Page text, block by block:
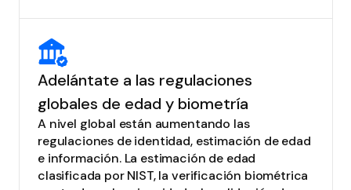
Adelántate a las regulaciones
globales de edad y biometría
A nivel global están aumentando las
regulaciones de identidad, estimación de edad
e información. La estimación de edad
clasificada por NIST, la verificación biométrica